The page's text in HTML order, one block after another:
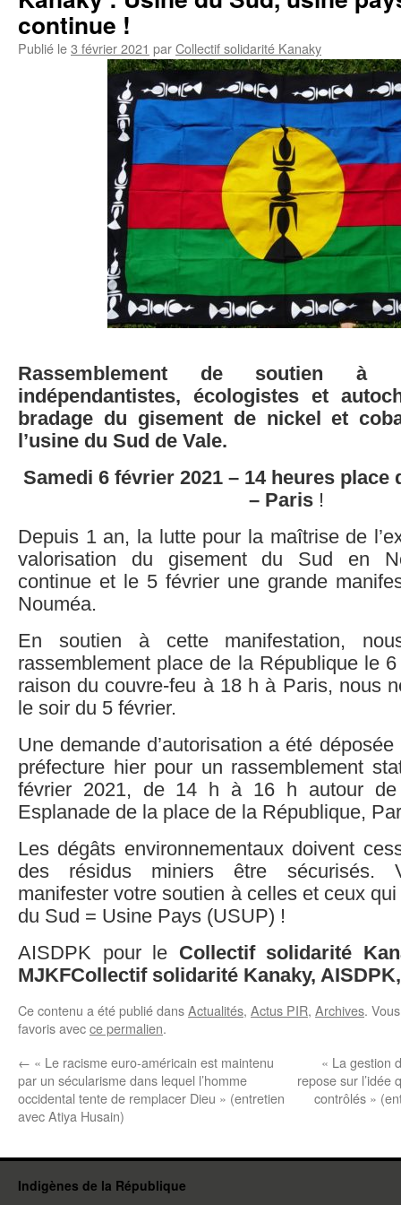
continue !
Publié le3 février 2021 parCollectif solidarité Kanaky
Rassemblement de soutien
indépendantistes, écologistes et
bradage du gisement de nickel et
l’usine du Sud de Vale.
Samedi 6 février 2021 – 14 heures place
– Paris !
Depuis 1 an, la lutte pour la maîtrise de
valorisation du gisement du Sud en
continue et le 5 février une grande
Nouméa.
En soutien à cette manifestation,
rassemblement place de la République le
raison du couvre-feu à 18 h à Paris, nous
le soir du 5 février.
Une demande d’autorisation a été
préfecture hier pour un rassemblement
février 2021, de 14 h à 16 h autour de
Esplanade de la place de la République,
Les dégâts environnementaux doivent
des résidus miniers être sécurisés.
manifester votre soutien à celles et ceux
du Sud = Usine Pays (USUP) !
AISDPK pour le Collectif solidarité
MJKFCollectif solidarité Kanaky,
Ce contenu a été publié dansActualités, Actus PIR, Archives.
favoris avecce permalien.
← « Le racisme euro-américain est maintenu
par un sécularisme dans lequel l’homme
occidental tente de remplacer Dieu » (entretien
avec Atiya Husain)
« La gestion
repose sur l’idée
contrôlés »
Indigènes de la République